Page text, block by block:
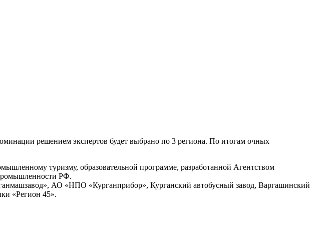
решением экспертов будет выбрано по 3 региона. По итогам очных
туризму, образовательной программе, разработанной Агентством
РФ.
АО «НПО «Курганприбор», Курганский автобусный завод, Варгашинский
«Регион 45».